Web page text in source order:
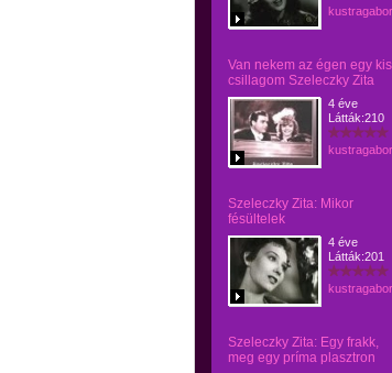
kustragabor
Van nekem az égen egy kis
csillagom Szeleczky Zita
4 éve
Látták:210
kustragabor
Szeleczky Zita: Mikor
fésültelek
4 éve
Látták:201
kustragabor
Szeleczky Zita: Egy frakk,
meg egy príma plasztron